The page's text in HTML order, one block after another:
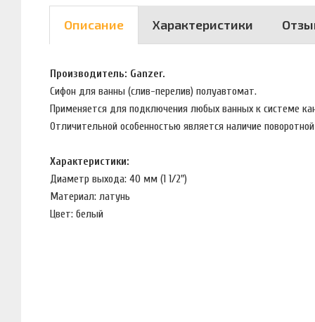
Описание Характеристики
Производитель: Ganzer.
Сифон для ванны (слив-перелив) полуавтомат.
Применяется для подключения любых ванных к системе
Отличительной особенностью является наличие
Характеристики:
Диаметр выхода: 40 мм (1 1/2")
Материал: латунь
Цвет: белый